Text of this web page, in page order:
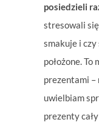
posiedzieli
stresowali
smakuje i
położone. To
prezentami –
uwielbiam
prezenty